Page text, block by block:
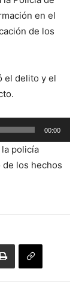
en el
de los
el delito y el
00:00
policía
los hechos